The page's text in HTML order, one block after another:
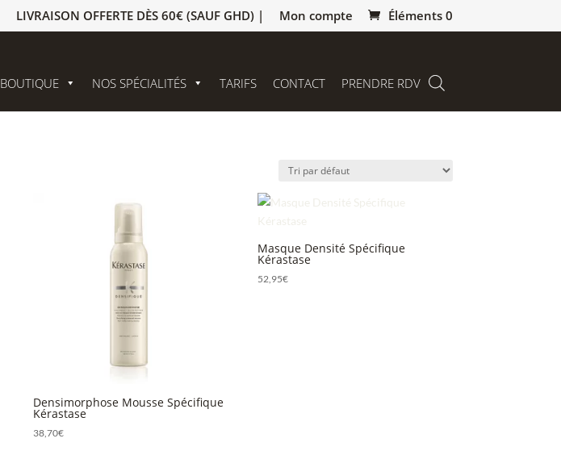
LIVRAISON OFFERTE DÈS 60€ (SAUF GHD) | Mon compte Éléments 0
BOUTIQUE NOS SPÉCIALITÉS TARIFS CONTACT PRENDRE RDV
Densimorphose Mousse Spécifique
Kérastase
38,70€
Masque Densité Spécifique
Kérastase
52,95€